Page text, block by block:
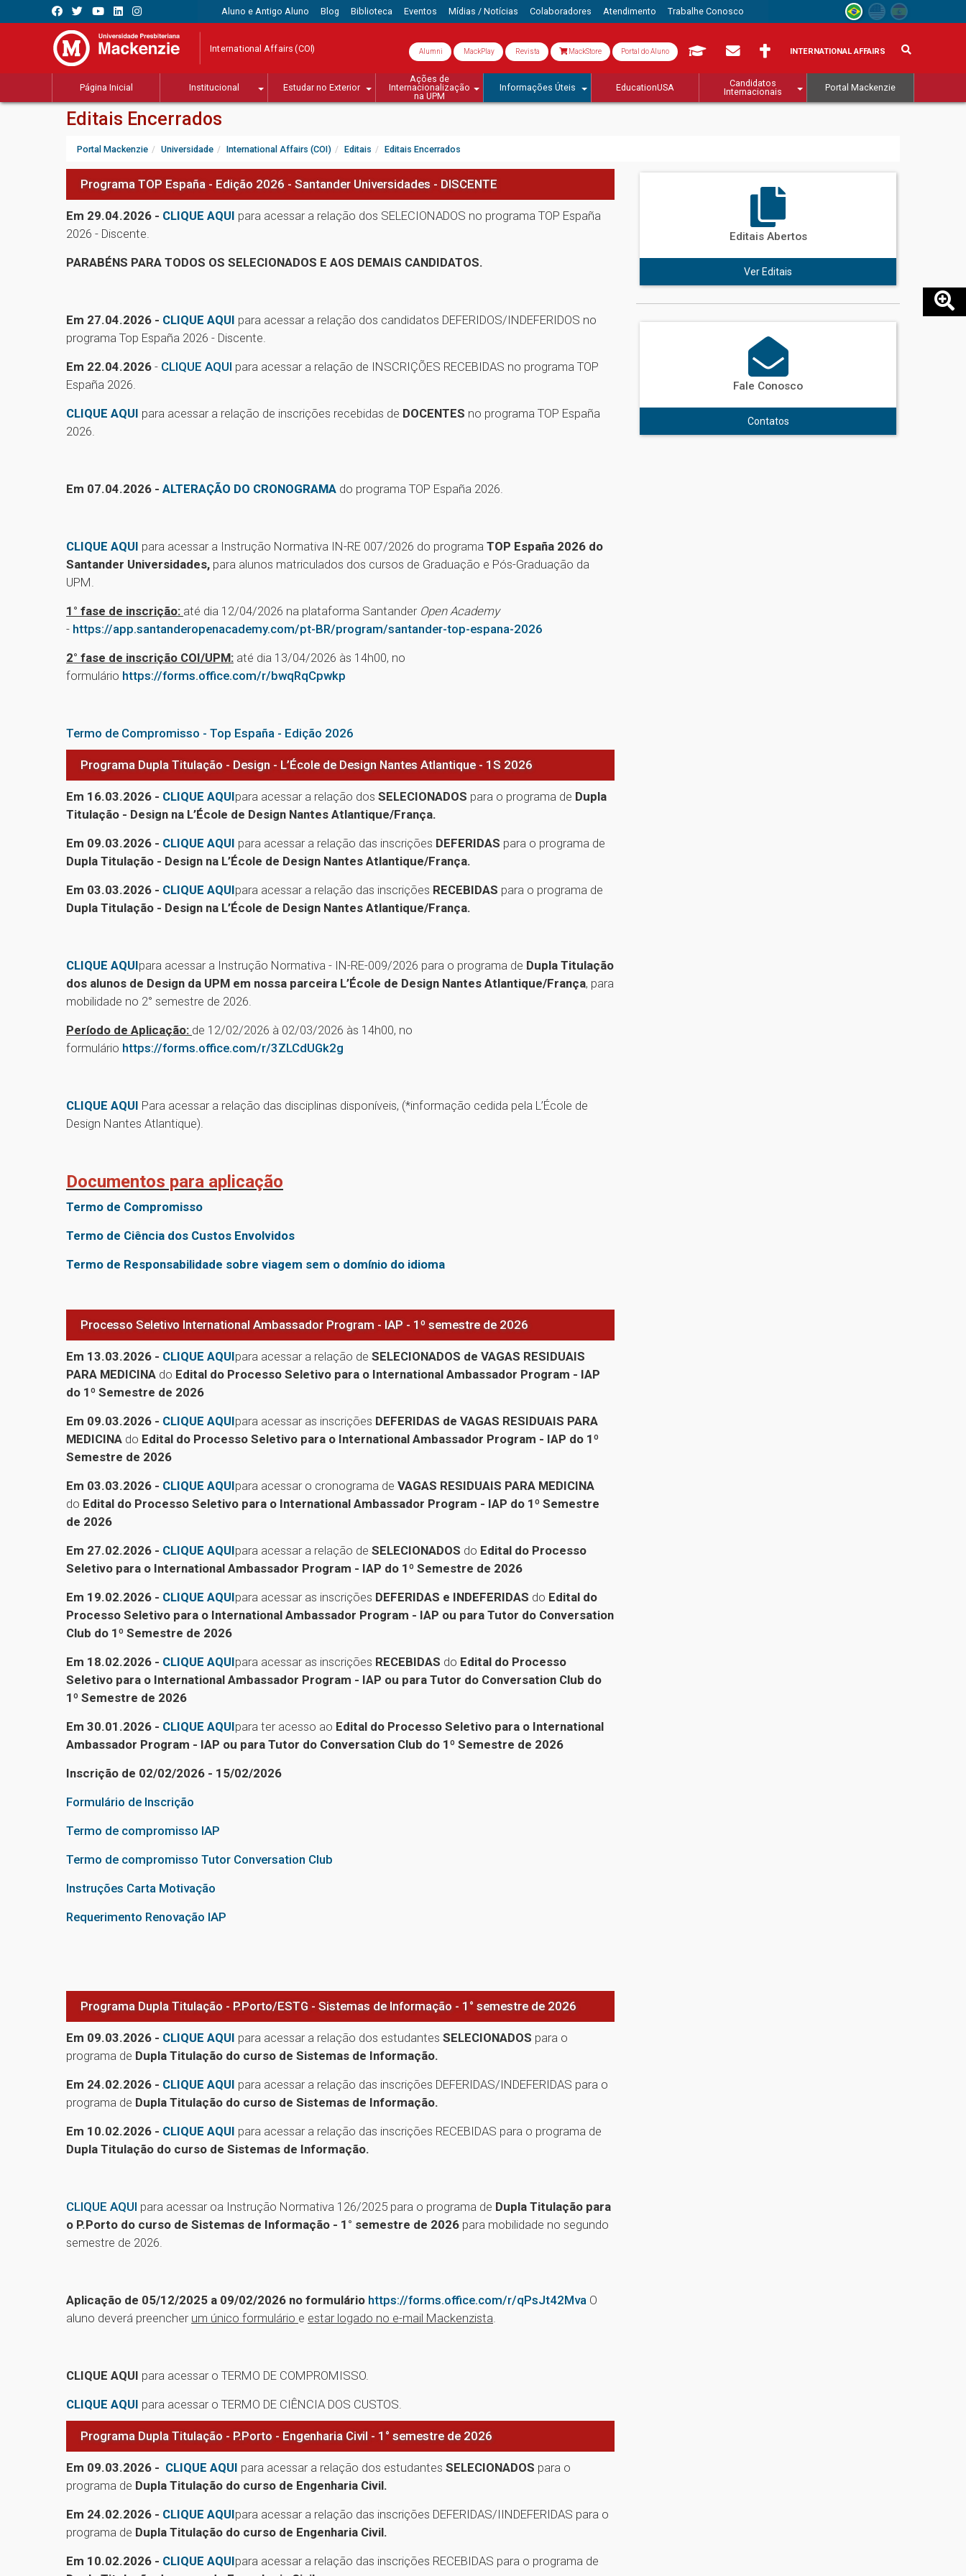
Aluno e Antigo Aluno Blog Biblioteca Eventos Mídias / Notícias Colaboradores Atendimento Trabalhe Conosco
International Affairs (COI) Alumni MackPlay Revista MackStore Portal do Aluno INTERNATIONAL AFFAIRS
Página Inicial Institucional Estudar no Exterior
Ações de
Internacionalização
na UPM
Informações Úteis EducationUSA
Candidatos
Internacionais
Portal Mackenzie
Editais Encerrados
Portal Mackenzie Universidade International Affairs (COI) Editais Editais Encerrados
Programa TOP España - Edição 2026 - Santander Universidades - DISCENTE
Em 29.04.2026 - CLIQUE AQUI para acessar a relação dos SELECIONADOS no programa TOP España
2026 - Discente.
PARABÉNS PARA TODOS OS SELECIONADOS E AOS DEMAIS CANDIDATOS.
Em 27.04.2026 - CLIQUE AQUI para acessar a relação dos candidatos DEFERIDOS/INDEFERIDOS no
programa Top España 2026 - Discente.
Em 22.04.2026 - CLIQUE AQUI para acessar a relação de INSCRIÇÕES RECEBIDAS no programa TOP
España 2026.
CLIQUE AQUI para acessar a relação de inscrições recebidas de DOCENTES no programa TOP España
2026.
Em 07.04.2026 - ALTERAÇÃO DO CRONOGRAMA do programa TOP España 2026.
CLIQUE AQUI para acessar a Instrução Normativa IN-RE 007/2026 do programa TOP España 2026 do
Santander Universidades, para alunos matriculados dos cursos de Graduação e Pós-Graduação da
UPM.
1° fase de inscrição: até dia 12/04/2026 na plataforma Santander Open Academy
- https://app.santanderopenacademy.com/pt-BR/program/santander-top-espana-2026
2° fase de inscrição COI/UPM: até dia 13/04/2026 às 14h00, no
formulário https://forms.office.com/r/bwqRqCpwkp
Termo de Compromisso - Top España - Edição 2026
Programa Dupla Titulação - Design - L’École de Design Nantes Atlantique - 1S 2026
Em 16.03.2026 - CLIQUE AQUIpara acessar a relação dos SELECIONADOS para o programa de Dupla
Titulação - Design na L’École de Design Nantes Atlantique/França.
Em 09.03.2026 - CLIQUE AQUI para acessar a relação das inscrições DEFERIDAS para o programa de
Dupla Titulação - Design na L’École de Design Nantes Atlantique/França.
Em 03.03.2026 - CLIQUE AQUIpara acessar a relação das inscrições RECEBIDAS para o programa de
Dupla Titulação - Design na L’École de Design Nantes Atlantique/França.
CLIQUE AQUIpara acessar a Instrução Normativa - IN-RE-009/2026 para o programa de Dupla Titulação
dos alunos de Design da UPM em nossa parceira L’École de Design Nantes Atlantique/França, para
mobilidade no 2° semestre de 2026.
Período de Aplicação: de 12/02/2026 à 02/03/2026 às 14h00, no
formulário https://forms.office.com/r/3ZLCdUGk2g
CLIQUE AQUI Para acessar a relação das disciplinas disponíveis, (*informação cedida pela L’École de
Design Nantes Atlantique).
Documentos para aplicação
Termo de Compromisso
Termo de Ciência dos Custos Envolvidos
Termo de Responsabilidade sobre viagem sem o domínio do idioma
Processo Seletivo International Ambassador Program - IAP - 1º semestre de 2026
Em 13.03.2026 - CLIQUE AQUIpara acessar a relação de SELECIONADOS de VAGAS RESIDUAIS
PARA MEDICINA do Edital do Processo Seletivo para o International Ambassador Program - IAP
do 1º Semestre de 2026
Em 09.03.2026 - CLIQUE AQUIpara acessar as inscrições DEFERIDAS de VAGAS RESIDUAIS PARA
MEDICINA do Edital do Processo Seletivo para o International Ambassador Program - IAP do 1º
Semestre de 2026
Em 03.03.2026 - CLIQUE AQUIpara acessar o cronograma de VAGAS RESIDUAIS PARA MEDICINA
do Edital do Processo Seletivo para o International Ambassador Program - IAP do 1º Semestre
de 2026
Em 27.02.2026 - CLIQUE AQUIpara acessar a relação de SELECIONADOS do Edital do Processo
Seletivo para o International Ambassador Program - IAP do 1º Semestre de 2026
Em 19.02.2026 - CLIQUE AQUIpara acessar as inscrições DEFERIDAS e INDEFERIDAS do Edital do
Processo Seletivo para o International Ambassador Program - IAP ou para Tutor do Conversation
Club do 1º Semestre de 2026
Em 18.02.2026 - CLIQUE AQUIpara acessar as inscrições RECEBIDAS do Edital do Processo
Seletivo para o International Ambassador Program - IAP ou para Tutor do Conversation Club do
1º Semestre de 2026
Em 30.01.2026 - CLIQUE AQUIpara ter acesso ao Edital do Processo Seletivo para o International
Ambassador Program - IAP ou para Tutor do Conversation Club do 1º Semestre de 2026
Inscrição de 02/02/2026 - 15/02/2026
Formulário de Inscrição
Termo de compromisso IAP
Termo de compromisso Tutor Conversation Club
Instruções Carta Motivação
Requerimento Renovação IAP
Programa Dupla Titulação - P.Porto/ESTG - Sistemas de Informação - 1° semestre de 2026
Em 09.03.2026 - CLIQUE AQUI para acessar a relação dos estudantes SELECIONADOS para o
programa de Dupla Titulação do curso de Sistemas de Informação.
Em 24.02.2026 - CLIQUE AQUI para acessar a relação das inscrições DEFERIDAS/INDEFERIDAS para o
programa de Dupla Titulação do curso de Sistemas de Informação.
Em 10.02.2026 - CLIQUE AQUI para acessar a relação das inscrições RECEBIDAS para o programa de
Dupla Titulação do curso de Sistemas de Informação.
CLIQUE AQUI para acessar oa Instrução Normativa 126/2025 para o programa de Dupla Titulação para
o P.Porto do curso de Sistemas de Informação - 1° semestre de 2026 para mobilidade no segundo
semestre de 2026.
Aplicação de 05/12/2025 a 09/02/2026 no formulário https://forms.office.com/r/qPsJt42Mva O
aluno deverá preencher um único formulário e estar logado no e-mail Mackenzista.
CLIQUE AQUI para acessar o TERMO DE COMPROMISSO.
CLIQUE AQUI para acessar o TERMO DE CIÊNCIA DOS CUSTOS.
Programa Dupla Titulação - P.Porto - Engenharia Civil - 1° semestre de 2026
Em 09.03.2026 - CLIQUE AQUI para acessar a relação dos estudantes SELECIONADOS para o
programa de Dupla Titulação do curso de Engenharia Civil.
Em 24.02.2026 - CLIQUE AQUIpara acessar a relação das inscrições DEFERIDAS/IINDEFERIDAS para o
programa de Dupla Titulação do curso de Engenharia Civil.
Em 10.02.2026 - CLIQUE AQUIpara acessar a relação das inscrições RECEBIDAS para o programa de
Editais Abertos
Ver Editais
Fale Conosco
Contatos